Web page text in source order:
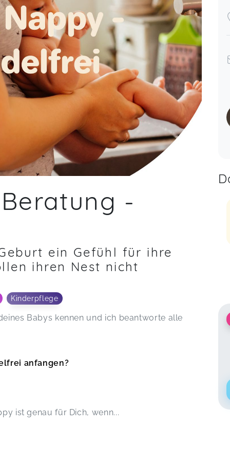
-
ein Gefühl für ihre
ihren Nest nicht
Kinderpflege
Babys kennen und ich beantworte alle
anfangen?
ist genau für Dich, wenn...